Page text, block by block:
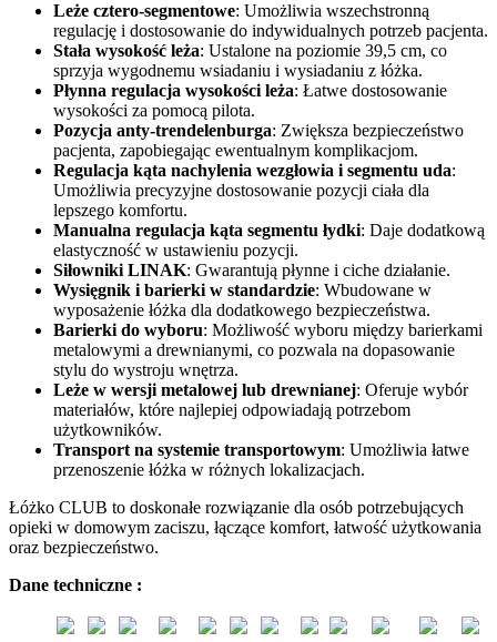
Leże cztero-segmentowe: Umożliwia wszechstronną
regulację i dostosowanie do indywidualnych potrzeb pacjenta.
Stała wysokość leża: Ustalone na poziomie 39,5 cm, co
sprzyja wygodnemu wsiadaniu i wysiadaniu z łóżka.
Płynna regulacja wysokości leża: Łatwe dostosowanie
wysokości za pomocą pilota.
Pozycja anty-trendelenburga: Zwiększa bezpieczeństwo
pacjenta, zapobiegając ewentualnym komplikacjom.
Regulacja kąta nachylenia wezgłowia i segmentu uda:
Umożliwia precyzyjne dostosowanie pozycji ciała dla
lepszego komfortu.
Manualna regulacja kąta segmentu łydki: Daje dodatkową
elastyczność w ustawieniu pozycji.
Siłowniki LINAK: Gwarantują płynne i ciche działanie.
Wysięgnik i barierki w standardzie: Wbudowane w
wyposażenie łóżka dla dodatkowego bezpieczeństwa.
Barierki do wyboru: Możliwość wyboru między barierkami
metalowymi a drewnianymi, co pozwala na dopasowanie
stylu do wystroju wnętrza.
Leże w wersji metalowej lub drewnianej: Oferuje wybór
materiałów, które najlepiej odpowiadają potrzebom
użytkowników.
Transport na systemie transportowym: Umożliwia łatwe
przenoszenie łóżka w różnych lokalizacjach.
Łóżko CLUB to doskonałe rozwiązanie dla osób potrzebujących
opieki w domowym zaciszu, łączące komfort, łatwość użytkowania
oraz bezpieczeństwo.
Dane techniczne :